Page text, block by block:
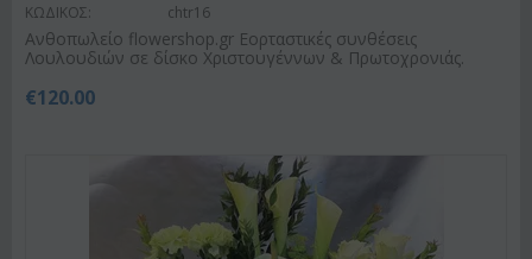
ΚΩΔΙΚΟΣ: chtr16
Ανθοπωλείο flowershop.gr Εορταστικές συνθέσεις
Λουλουδιών σε δίσκο Χριστουγέννων & Πρωτοχρονιάς.
€120.00